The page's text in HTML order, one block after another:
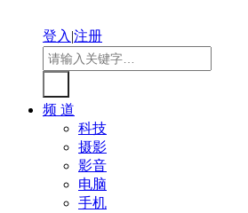
登入|注册
频 道
科技
摄影
影音
电脑
手机